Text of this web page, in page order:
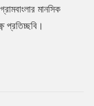
মানসিক
প্রতিচ্ছবি।